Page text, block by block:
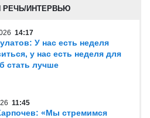
РЕЧЬ/ИНТЕРВЬЮ
14:17
У нас есть неделя
у нас есть неделя для
стать лучше
11:45
«Мы стремимся